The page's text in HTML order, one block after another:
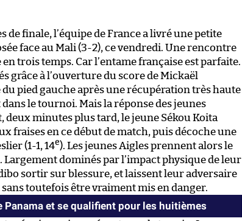
de finale, l’équipe de France a livré une petite
face au Mali (3-2), ce vendredi. Une rencontre
trois temps. Car l’entame française est parfaite.
grâce à l’ouverture du score de Mickaël
du pied gauche après une récupération très haute
le tournoi. Mais la réponse des jeunes
deux minutes plus tard, le jeune Sékou Koita
fraises en ce début de match, puis décoche une
(1-1, 14e). Les jeunes Aigles prennent alors le
dominés par l’impact physique de leur
sortir sur blessure, et laissent leur adversaire
toutefois être vraiment mis en danger.
Panama et se qualifient pour les huitièmes